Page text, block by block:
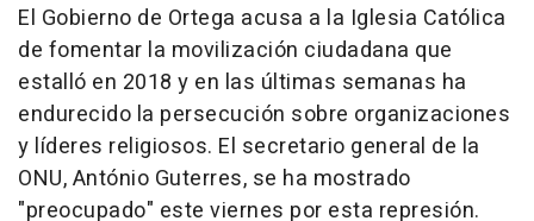
El Gobierno de Ortega acusa a la Iglesia Católica
de fomentar la movilización ciudadana que
estalló en 2018 y en las últimas semanas ha
endurecido la persecución sobre organizaciones
y líderes religiosos. El secretario general de la
ONU, António Guterres, se ha mostrado
"preocupado" este viernes por esta represión.